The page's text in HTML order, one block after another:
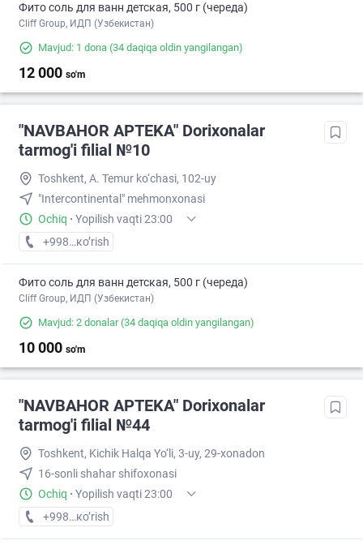
Фито соль для ванн детская, 500 г (череда)
Cliff Group, ИДП (Узбекистан)
Mavjud: 1 dona (34 daqiqa oldin yangilangan)
12 000 so'm
"NAVBAHOR APTEKA" Dorixonalar
tarmog'i filial №10
Toshkent, A. Temur ko‘chasi, 102-uy
"Intercontinental" mehmonxonasi
Ochiq · Yopilish vaqti 23:00
+998 (94) XXX-XX-XX
кo’rish
Фито соль для ванн детская, 500 г (череда)
Cliff Group, ИДП (Узбекистан)
Mavjud: 2 donalar(34 daqiqa oldin yangilangan)
10 000 so'm
"NAVBAHOR APTEKA" Dorixonalar
tarmog'i filial №44
Toshkent, Kichik Halqa Yo‘li, 3-uy, 29-xonadon
16-sonli shahar shifoxonasi
Ochiq · Yopilish vaqti 23:00
+998 (94) XXX-XX-XX
кo’rish